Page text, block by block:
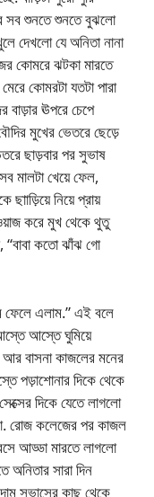
সব শুনতে শুনতে বুঝলো
দেখলো যে অনিতা নানা
কোমরে ঝটকা মারতে
কোমরটা যতটা পারা
বাড়ার ঊপরে চেপে
মুখের ভেতরে ছেড়ে
ছাড়বার পর সুভাষ
মালটা খেয়ে ফেল,
ছাাড়িয়ে নিয়ে প্রায়
করে মুখ থেকে থুতু
কতো ঝাঁঝ গো
ফেলে এলাম.” এই বলে
আস্তে ঘুমিয়ে
বাসনা কাজলের মনের
পড়াশোনার দিকে থেকে
দিকে যেতে লাগলো
রোজ কলেজের পর কাজল
আড্ডা মারতে লাগলো
অনিতার সারা দিন
সুভাসের কাছ থেকে